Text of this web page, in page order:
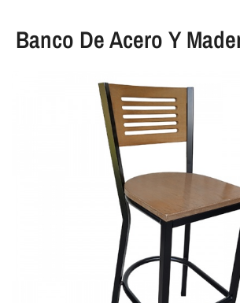
Banco De Acero Y